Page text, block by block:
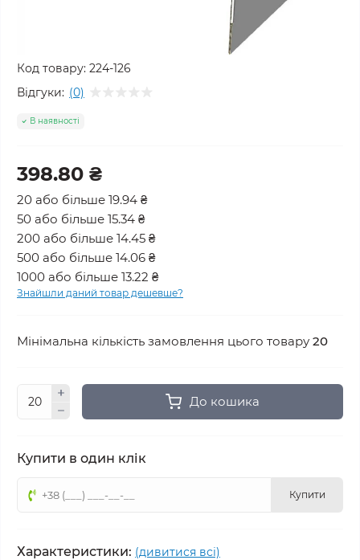
Код товару: 224-126
Відгуки: (0)
В наявності
398.80 ₴
20 або більше 19.94 ₴
50 або більше 15.34 ₴
200 або більше 14.45 ₴
500 або більше 14.06 ₴
1000 або більше 13.22 ₴
Знайшли даний товар дешевше?
Мінімальна кількість замовлення цього товару 20
До кошика
Купити в один клік
Купити
Характеристики: (дивитися всі)